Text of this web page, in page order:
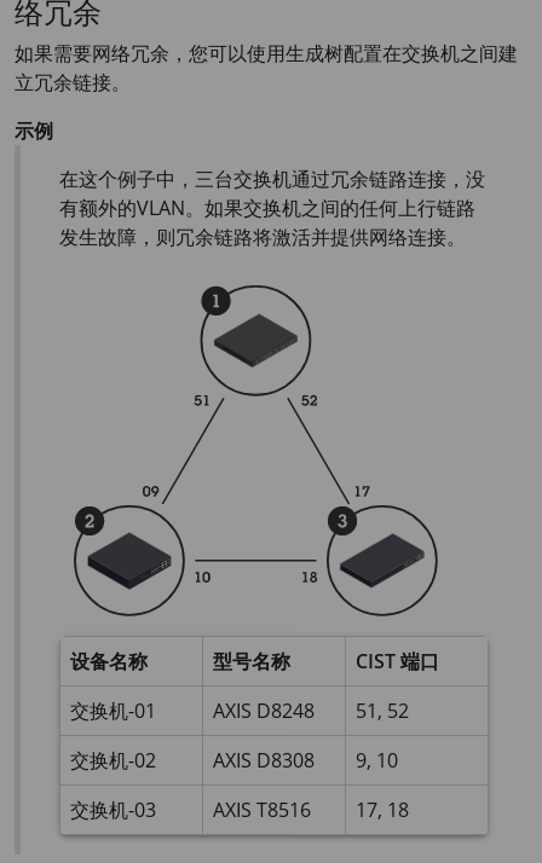
络冗余
如果需要网络冗余，您可以使用生成树配置在交换机之间建
立冗余链接。
示例
在这个例子中，三台交换机通过冗余链路连接，没
有额外的VLAN。如果交换机之间的任何上行链路
发生故障，则冗余链路将激活并提供网络连接。
设备名称 型号名称
CIST 端口
交换机-01
AXIS D8248
51, 52
交换机-02
AXIS D8308
9, 10
交换机-03
AXIS T8516 17, 18